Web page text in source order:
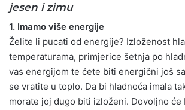
jesen i zimu
1. Imamo više energije
Želite li pucati od energije? Izloženost
temperaturama, primjerice šetnja po
vas energijom te ćete biti energični još
se vratite u toplo. Da bi hladnoća imala
morate joj dugo biti izloženi. Dovoljno će